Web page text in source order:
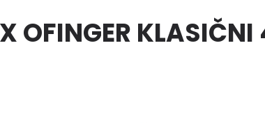
OFINGER